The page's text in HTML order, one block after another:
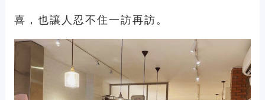
喜，也讓人忍不住一訪再訪。